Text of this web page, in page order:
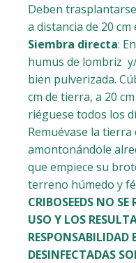
Deben
a distancia de 20
Siembra directa:
humus de lombriz
bien pulverizada.
cm de tierra, a 20
riéguese todos los
Remuévase la tierra
amontonándole
que empiece su
terreno húmedo y
CRIBOSEEDS NO
USO Y LOS
RESPONSABILIDAD
DESINFECTADAS